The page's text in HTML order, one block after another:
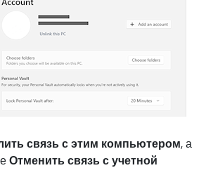
связь с этим компьютером, а
Отменить связь с учетной